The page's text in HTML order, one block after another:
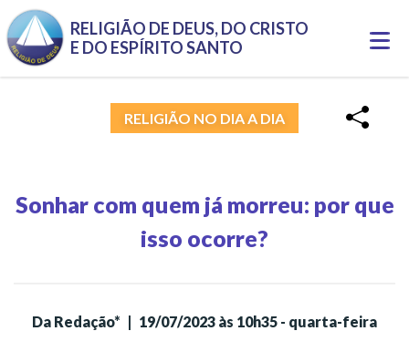
RELIGIÃO DE DEUS, DO CRISTO
E DO ESPÍRITO SANTO
RELIGIÃO NO DIA A DIA
Sonhar com quem já morreu: por que
isso ocorre?
Da Redação* | 19/07/2023 às 10h35 - quarta-feira